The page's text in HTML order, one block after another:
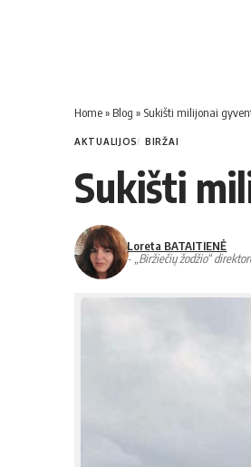
Home» Blog » Sukišti milijonai
AKTUALIJOS BIRŽAI
Sukišti
Loreta BATAITIENĖ
- „Biržiečių žodžio“